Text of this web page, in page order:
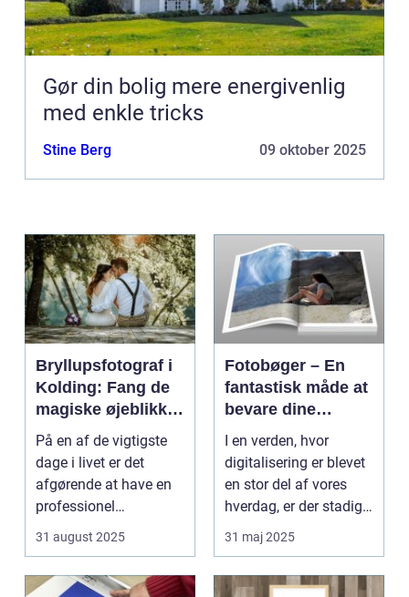
Gør din bolig mere energivenlig
med enkle tricks
Stine Berg 09 oktober 2025
Bryllupsfotograf i
Kolding: Fang de
magiske øjeblikke
på din store dag
På en af de vigtigste
dage i livet er det
afgørende at have en
professionel
bryllupsfot...
31 august 2025
Fotobøger – En
fantastisk måde at
bevare dine
minder på
I en verden, hvor
digitalisering er blevet
en stor del af vores
hverdag, er der stadig
noget sæ...
31 maj 2025